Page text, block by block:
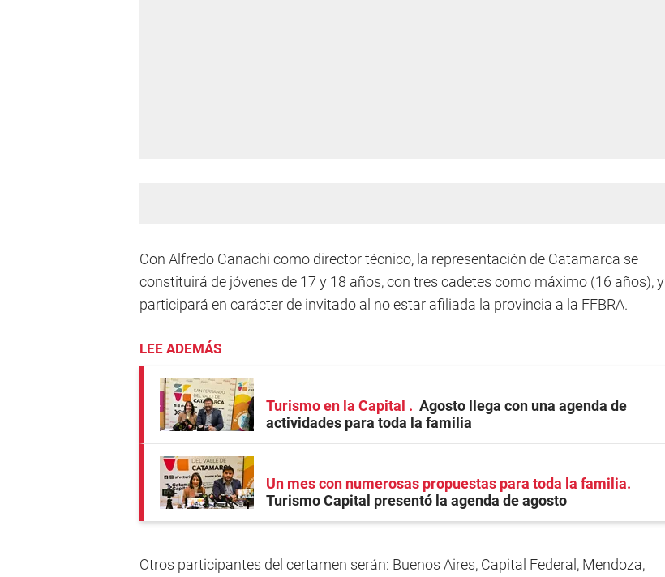
Con Alfredo Canachi como director técnico, la representación de Catamarca se
constituirá de jóvenes de 17 y 18 años, con tres cadetes como máximo (16 años), y
participará en carácter de invitado al no estar afiliada la provincia a la FFBRA.
LEE ADEMÁS
Turismo en la Capital
Agosto llega con una agenda de
actividades para toda la familia
Un mes con numerosas propuestas para toda la familia
Turismo Capital presentó la agenda de agosto
Otros participantes del certamen serán: Buenos Aires, Capital Federal, Mendoza,